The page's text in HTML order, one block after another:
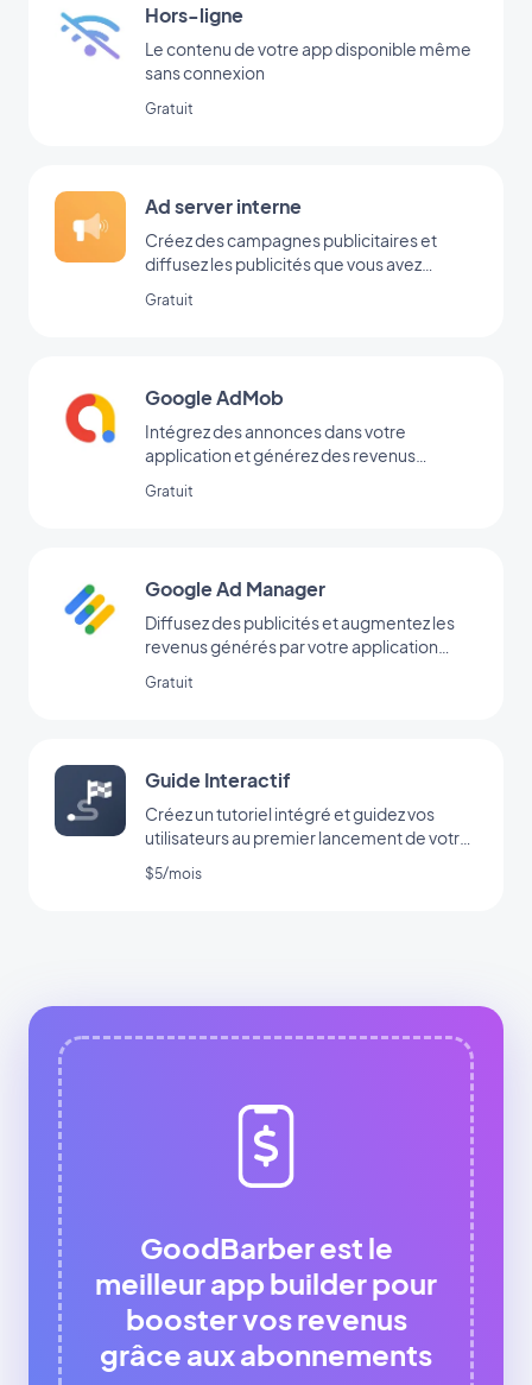
Hors-ligne
Le contenu de votre app disponible même
sans connexion
Gratuit
Ad server interne
Créez des campagnes publicitaires et
diffusez les publicités que vous avez
office
Gratuit
Google AdMob
Intégrez des annonces dans votre
application et générez des revenus
Gratuit
Google Ad Manager
Diffusez des publicités et augmentez les
revenus générés par votre application
Gratuit
Guide Interactif
Créez un tutoriel intégré et guidez vos
utilisateurs au premier lancement de votre
app
$5/mois
GoodBarber est le
meilleur app builder pour
booster vos revenus
grâce aux abonnements